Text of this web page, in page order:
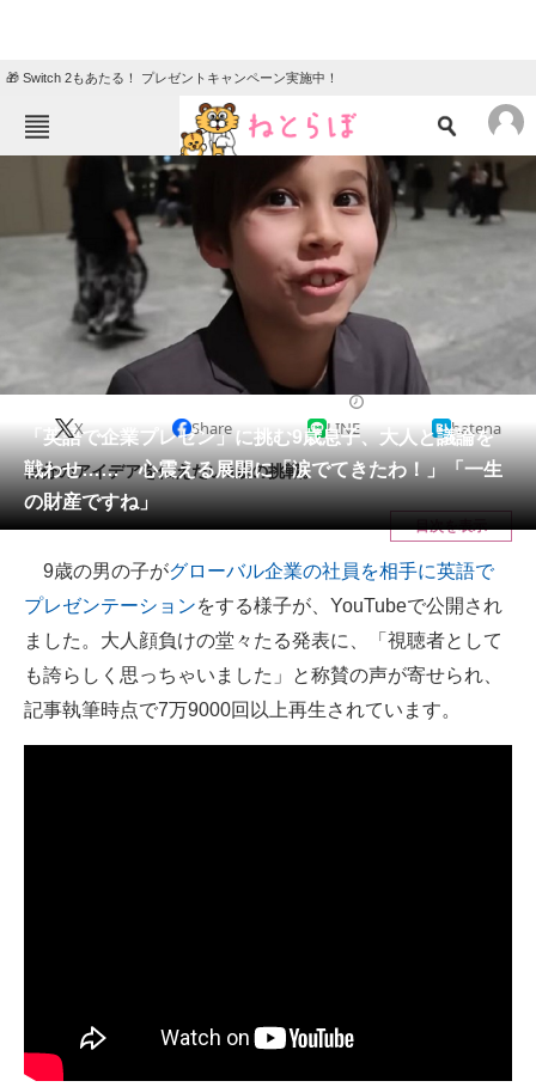
🎁 Switch 2もあたる！ プレゼントキャンペーン実施中！
ねとらぼメニュー
ニュース
エンタメ クイズ
地域
教育・育児
動物 リサーチ
会員記事
メディア
注目記事を集めた総合ページ
ITの今と未来を見通す
スマホと通信の最新トレンド
進化するPCとデバイスの未来
ITエンジニア向け専門サイト
「英語で企業プレゼン」に挑む9歳息子、大人と議論を
戦わせ…… 心震える展開に「涙でてきたわ！」「一生
の財産ですね」
X Share LINE hatena
自分のアイデアを伝えたい9歳の挑戦。
目次を表示
9歳の男の子がグローバル企業の社員を相手に英語で
プレゼンテーションをする様子が、YouTubeで公開され
ました。大人顔負けの堂々たる発表に、「視聴者として
も誇らしく思っちゃいました」と称賛の声が寄せられ、
記事執筆時点で7万9000回以上再生されています。